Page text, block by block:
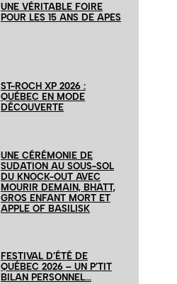
UNE VÉRITABLE FOIRE
POUR LES 15 ANS DE APES
ST-ROCH XP 2026 :
QUÉBEC EN MODE
DÉCOUVERTE
UNE CÉRÉMONIE DE
SUDATION AU SOUS-SOL
DU KNOCK-OUT AVEC
MOURIR DEMAIN, BHATT,
GROS ENFANT MORT ET
APPLE OF BASILISK
FESTIVAL D’ÉTÉ DE
QUÉBEC 2026 – UN P’TIT
BILAN PERSONNEL…